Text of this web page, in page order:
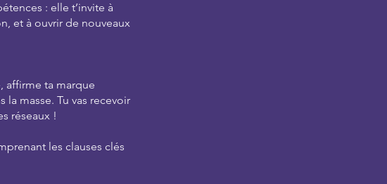
: elle t’invite à
et à ouvrir de nouveaux
affirme ta marque
masse. Tu vas recevoir
réseaux !
les clauses clés